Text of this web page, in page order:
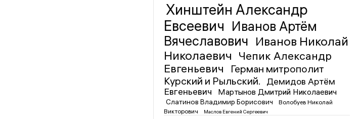
Хинштейн Александр
Евсеевич Иванов Артём
Вячеславович Иванов Николай
Николаевич Чепик Александр
Евгеньевич
Герман митрополит
Курский и Рыльский.
Демидов Артём
Евгеньевич
Мартынов Дмитрий Николаевич
Слатинов Владимир Борисович
Волобуев Николай
Викторович
Маслов Евгений Сергеевич